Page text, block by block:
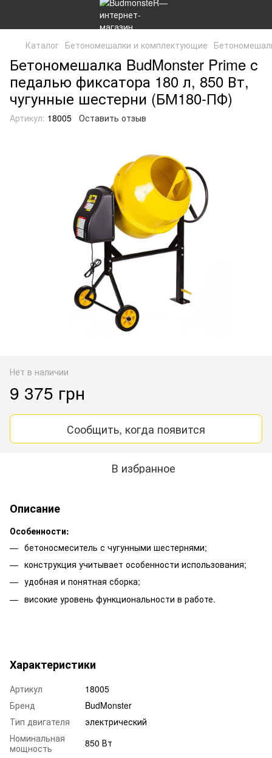
Каталог Бетономешалки и комплектующие
Бетономешалка BudMonster Prime с
педалью фиксатора 180 л, 850 Вт,
чугунные шестерни (БМ180-ПФ)
Артикул: 18005 Оставить отзыв
Нет в наличии
9 375 грн
Сообщить, когда появится
В избранное
Описание
Особенности:
бетоносмеситель с чугунными шестернями;
конструкция учитывает особенности использования;
удобная и понятная сборка;
високие уровень функциональности в работе.
Характеристики
Артикул
18005
Бренд
BudMonster
Тип двигателя
электрический
Номинальная
мощность
850 Вт